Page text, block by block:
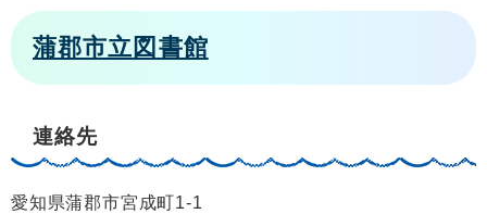
蒲郡市立図書館
連絡先
愛知県蒲郡市宮成町1-1